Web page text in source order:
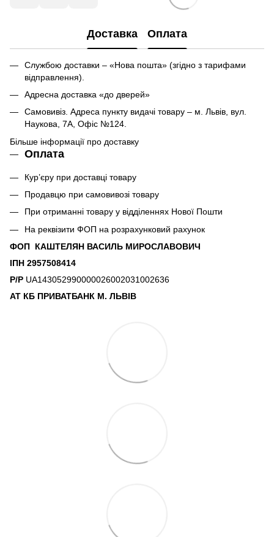
Доставка Оплата
Службою доставки – «Нова пошта» (згідно з тарифами
відправлення).
Адресна доставка «до дверей»
Самовивіз. Адреса пункту видачі товару – м. Львів, вул.
Наукова, 7А, Офіс №124.
Більше інформації про доставку
Оплата
Кур’єру при доставці товару
Продавцю при самовивозі товару
При отриманні товару у відділеннях Нової Пошти
На реквізити ФОП на розрахунковий рахунок
ФОП КАШТЕЛЯН ВАСИЛЬ МИРОСЛАВОВИЧ
ІПН 2957508414
Р/Р UA143052990000026002031002636
АТ КБ ПРИВАТБАНК М. ЛЬВІВ